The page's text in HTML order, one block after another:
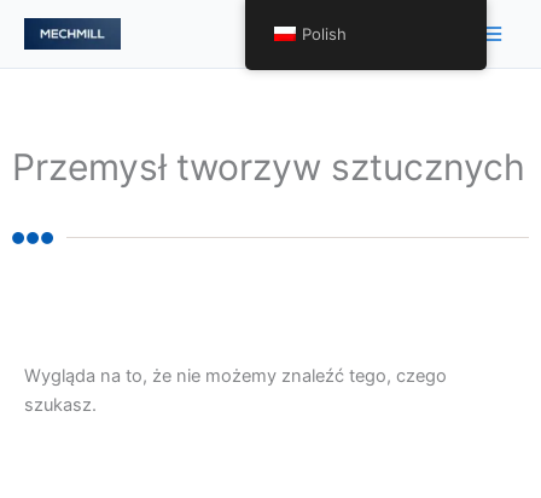
内
Przemysł tworzyw sztucznych
Wygląda na to, że nie możemy znaleźć tego, czego
szukasz.
Polish